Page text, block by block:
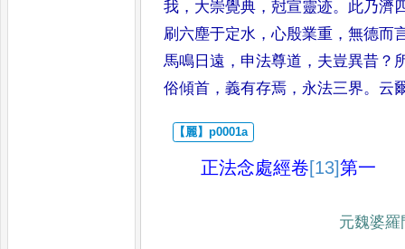
我 ， 大崇覺典 ，尅宣靈迹。 此乃濟
刷 六塵于定水 ，心殷業重 ，無德而
馬鳴日遠 ， 申法尊道 ， 夫豈異昔 ？
俗傾首 ，義有存焉 ， 永法三界。 云
正法念處經卷[13]第一
元魏婆